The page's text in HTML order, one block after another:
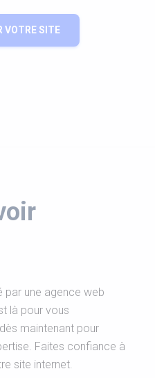
VOTRE SITE
par une agence web
là pour vous
maintenant pour
Faites confiance à
site internet.